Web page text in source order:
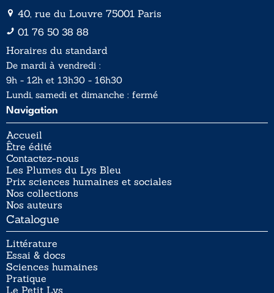
40, rue du Louvre 75001 Paris
01 76 50 38 88
Horaires du standard
De mardi à vendredi :
9h - 12h et 13h30 - 16h30
Lundi, samedi et dimanche : fermé
Navigation
Accueil
Être édité
Contactez-nous
Les Plumes du Lys Bleu
Prix sciences humaines et sociales
Nos collections
Nos auteurs
Catalogue
Littérature
Essai & docs
Sciences humaines
Pratique
Le Petit Lys